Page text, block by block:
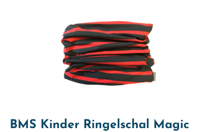
BMS Kinder Ringelschal Magic